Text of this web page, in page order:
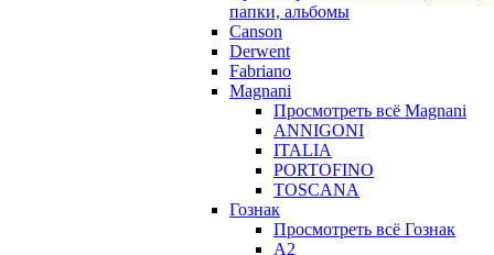
папки, альбомы
Canson
Derwent
Fabriano
Magnani
Просмотреть всё Magnani
ANNIGONI
ITALIA
PORTOFINO
TOSCANA
Гознак
Просмотреть всё Гознак
А2